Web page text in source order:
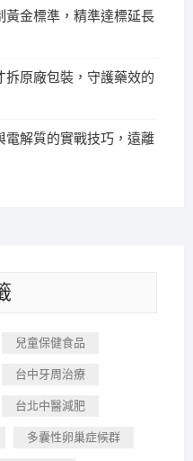
黃金標準，精準達標延長
原廠包裝，守護藥效的
電解質的實戰技巧，遠離
兒童保健食品
台中牙周治療
台北中醫減肥
多囊性卵巢症候群